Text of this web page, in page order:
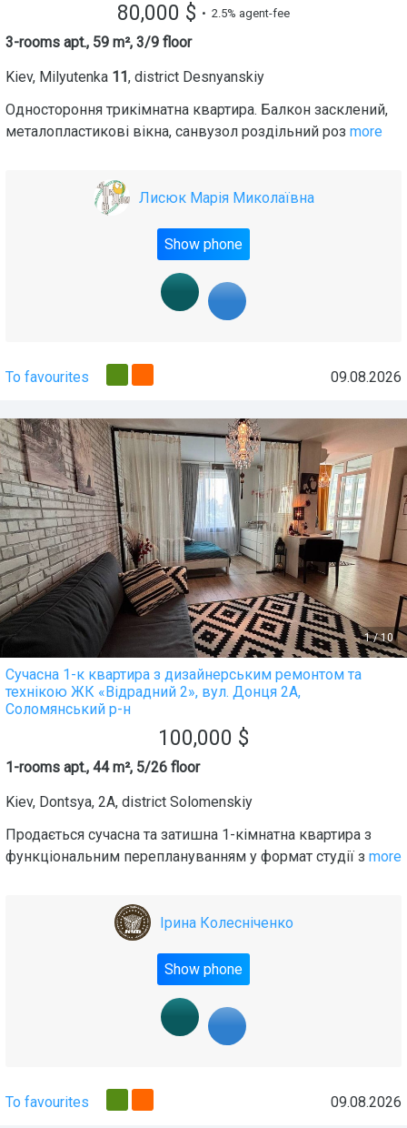
80,000 $ • 2.5% agent-fee
3-rooms apt., 59 m², 3/9 floor
Kiev, Mіlyutenka 11, district Desnyanskiy
Одностороння трикімнатна квартира. Балкон засклений,
металопластикові вікна, санвузол роздільний роз more
Лисюк Марія Миколаївна
Show phone
To favourites 09.08.2026
1/10
Сучасна 1-к квартира з дизайнерським ремонтом та
технікою ЖК «Відрадний 2», вул. Донця 2А,
Соломянський р-н
100,000 $
1-rooms apt., 44 m², 5/26 floor
Kiev, Dontsya, 2A, district Solomenskiy
Продається сучасна та затишна 1-кімнатна квартира з
функціональним переплануванням у формат студії з more
Ірина Колесніченко
Show phone
To favourites 09.08.2026